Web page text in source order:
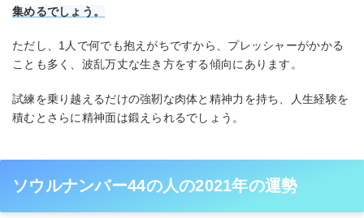
集めるでしょう。
ただし、1人で何でも抱えがちですから、プレッシャーがかかる
ことも多く、波乱万丈な生き方をする傾向にあります。
試練を乗り越えるだけの強靭な肉体と精神力を持ち、人生経験を
積むとさらに精神面は鍛えられるでしょう。
ソウルナンバー44の人の2021年の運勢